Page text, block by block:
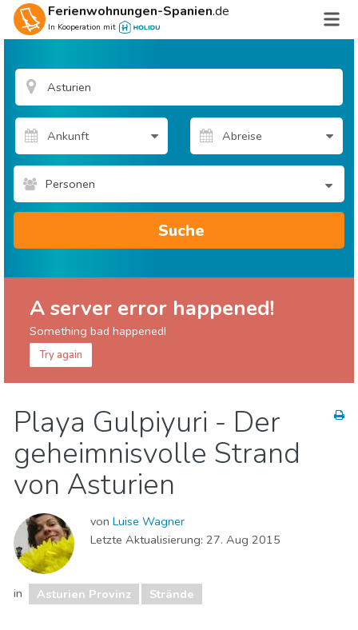
Ferienwohnungen-Spanien.de
In Kooperation mit
Personen
Suche
A server error happened!
Something bad happened!
Try again
Natur & Freizeit
Strände
Playa Gulpiyuri - Der
geheimnisvolle Strand
von Asturien
von Luise Wagner
Letzte Aktualisierung: 27. Aug 2015
in Asturien Provinz Strände